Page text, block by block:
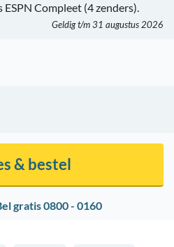
Compleet (4 zenders).
Geldig t/m 31 augustus 2026
gratis 0800 - 0160
& bestel